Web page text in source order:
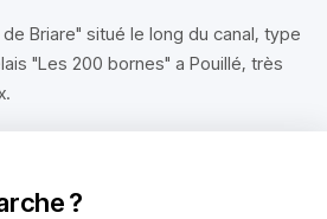
Briare" situé le long du canal, type
"Les 200 bornes" a Pouillé, très
?